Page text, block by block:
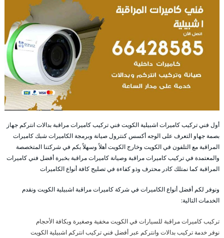
أول فني تركيب كاميرات اشبيلية الكويت فني تركيب كاميرات مراقبة بدالات انتركم جهاز
بصمة جهاو التعرف على الوجه أكسس كنترول صيانة وبرمجة الكاميرات شبك كاميرات
المراقبة مع التلفون في الكويت وخارج الكويت أهلاً وسهلاً بكم في شركتنا المتخصصة
والمعتمدة في تركيب كاميرات مراقبة وصيانة كاميرات مراقبة بخبرة أفضل فني كاميرات
المراقبة كما نمتلك كادر محترف وذو كفاءة في تصليح كافة أنواع الكاميرات
ونوفر لكم أفضل أنواع الكاميرات في شركة كاميرات مراقبة اشبيلية الكويت ونقدم
الخدمات التالية:
تركيب كاميرات مراقبة للسيارات في الكويت مخفية وصغيرة وبكافة الأحجام
نوفر خدمة تركيب بدالات وانتركم عبر أفضل فني تركيب انتركم اشبيلية الكويت